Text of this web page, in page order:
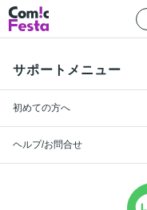
サポートメニュー
初めての方へ
ヘルプ/お問合せ